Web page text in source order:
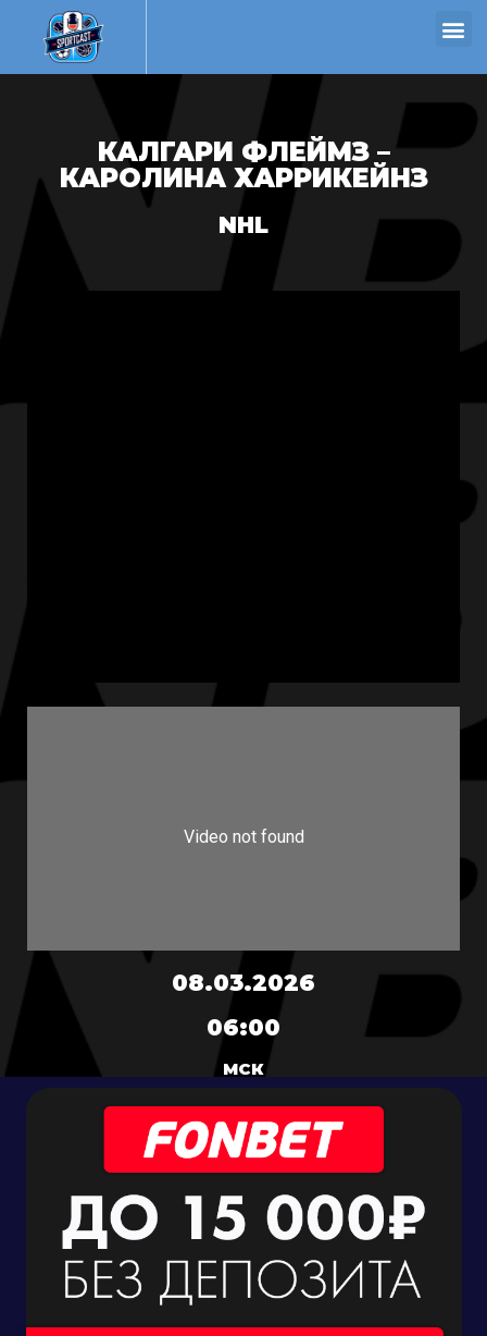
КАЛГАРИ ФЛЕЙМЗ –
КАРОЛИНА ХАРРИКЕЙНЗ
NHL
08.03.2026
06:00
МСК